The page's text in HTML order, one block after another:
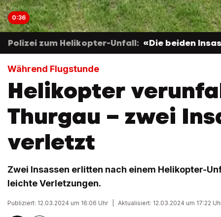
0:36
Polizei zum Helikopter-Unfall: «Die beiden
Während Flugstunde
Helikopter
Thurgau – zwei
verletzt
Zwei Insassen erlitten nach einem Helikopter-
leichte Verletzungen.
Publiziert: 12.03.2024 um 16:06 Uhr Aktualisiert: 12.03.2024 um 17:22